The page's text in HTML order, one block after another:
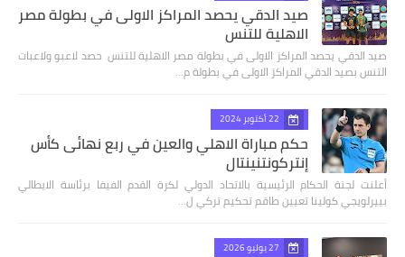
صيد الدقي يحصد المراكز الاولى في بطولة مصر
الاهلية للتنس
صيد الدقي يحصد المراكز الاولى في بطولة مصر الاهلية للتنس حصد لاعبو ولاعبات
التنس بصيد الدقي المراكز الاولى في بطولة م…
22 أكتوبر 2024
حكم مباراة الاهلي والعين في ربع نهائى كأس
إنتركونتنينتال
أعلنت لجنة الحكام الرئيسية بالاتحاد الدولي لكرة القدم الفيفا برئاسة الايطالي
بييرلويجي كولينا تعيين طاقم تحكيم تركي ل…
27 يوليو 2026